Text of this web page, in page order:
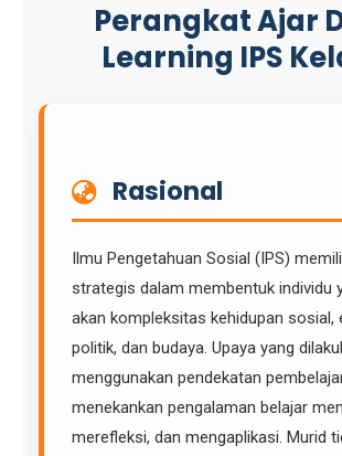
Perangkat Ajar
Learning IPS
Rasional
Ilmu Pengetahuan Sosial (IPS)
strategis dalam membentuk individu
akan kompleksitas kehidupan sosial,
politik, dan budaya. Upaya yang
menggunakan pendekatan
menekankan pengalaman belajar
merefleksi, dan mengaplikasi. Murid